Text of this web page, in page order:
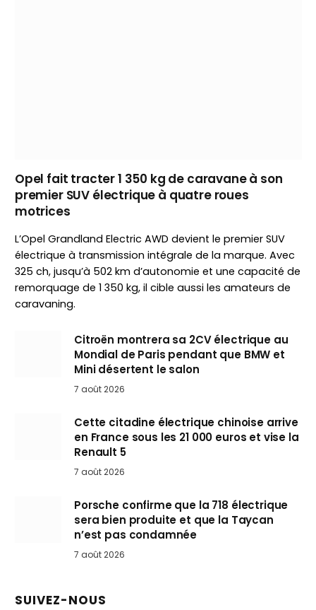
Opel fait tracter 1 350 kg de caravane à son
premier SUV électrique à quatre roues
motrices
L’Opel Grandland Electric AWD devient le premier SUV
électrique à transmission intégrale de la marque. Avec
325 ch, jusqu’à 502 km d’autonomie et une capacité de
remorquage de 1 350 kg, il cible aussi les amateurs de
caravaning.
Citroën montrera sa 2CV électrique au
Mondial de Paris pendant que BMW et
Mini désertent le salon
7 août 2026
Cette citadine électrique chinoise arrive
en France sous les 21 000 euros et vise la
Renault 5
7 août 2026
Porsche confirme que la 718 électrique
sera bien produite et que la Taycan
n’est pas condamnée
7 août 2026
SUIVEZ-NOUS